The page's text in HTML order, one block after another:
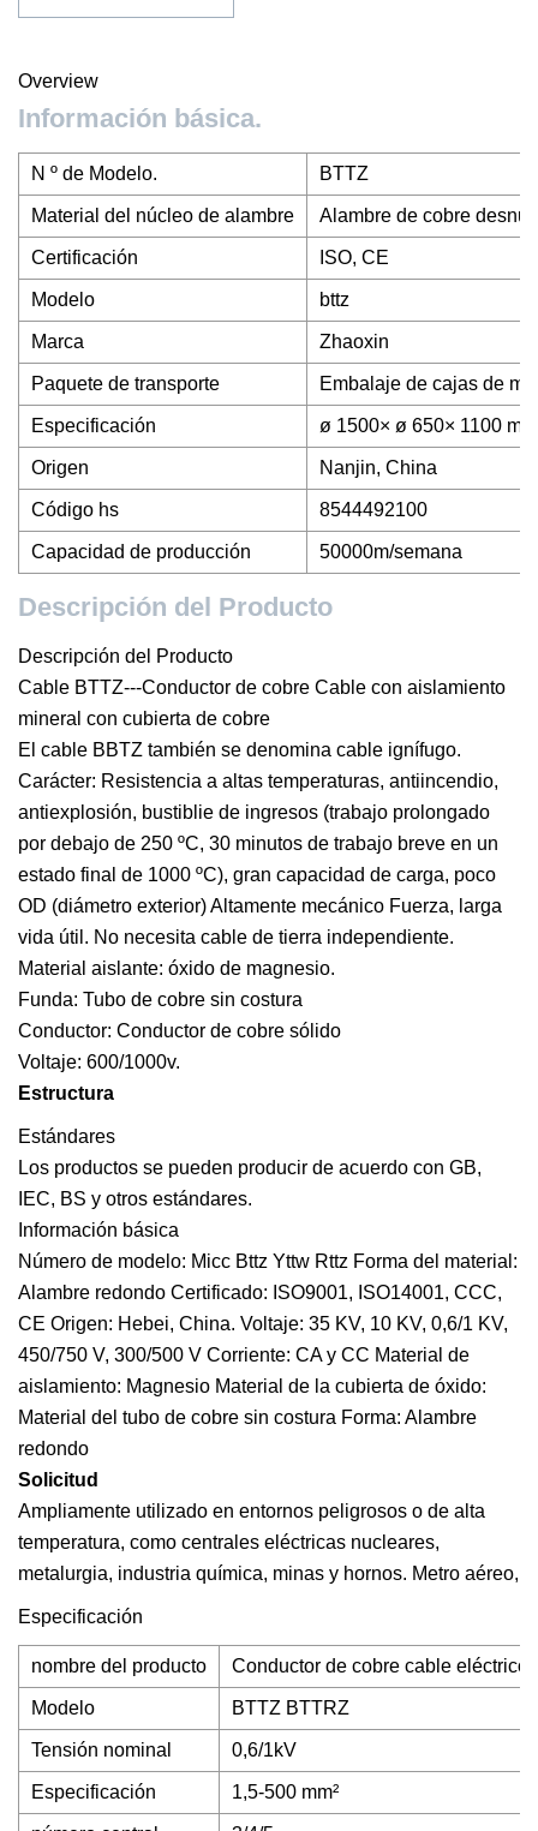
Overview
Información básica.
N º de Modelo. BTTZ
Material del núcleo de alambre Alambre de cobre
Certificación ISO, CE
Modelo bttz
Marca Zhaoxin
Paquete de transporte Embalaje de cajas de
Especificación ø 1500× ø 650× 1100 mm
Origen Nanjin, China
Código hs 8544492100
Capacidad de producción 50000m/semana
Descripción del Producto
Descripción del Producto
Cable BTTZ---Conductor de cobre Cable con aislamiento
mineral con cubierta de cobre
El cable BBTZ también se denomina cable ignífugo.
Carácter: Resistencia a altas temperaturas, antiincendio,
antiexplosión, bustiblie de ingresos (trabajo prolongado
por debajo de 250 ºC, 30 minutos de trabajo breve en un
estado final de 1000 ºC), gran capacidad de carga, poco
OD (diámetro exterior) Altamente mecánico Fuerza, larga
vida útil. No necesita cable de tierra independiente.
Material aislante: óxido de magnesio.
Funda: Tubo de cobre sin costura
Conductor: Conductor de cobre sólido
Voltaje: 600/1000v.
Estructura
Estándares
Los productos se pueden producir de acuerdo con GB,
IEC, BS y otros estándares.
Información básica
Número de modelo: Micc Bttz Yttw Rttz Forma del material:
Alambre redondo Certificado: ISO9001, ISO14001, CCC,
CE Origen: Hebei, China. Voltaje: 35 KV, 10 KV, 0,6/1 KV,
450/750 V, 300/500 V Corriente: CA y CC Material de
aislamiento: Magnesio Material de la cubierta de óxido:
Material del tubo de cobre sin costura Forma: Alambre
redondo
Solicitud
Ampliamente utilizado en entornos peligrosos o de alta
temperatura, como centrales eléctricas nucleares,
metalurgia, industria química, minas y hornos. Metro aéreo,
Especificación
nombre del producto Conductor de cobre cable
Modelo BTTZ BTTRZ
Tensión nominal 0,6/1kV
Especificación 1,5-500 mm²